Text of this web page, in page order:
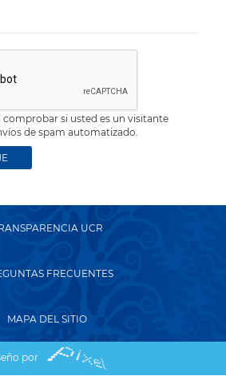
comprobar si usted es un visitante
de spam automatizado.
UCR
FRECUENTES
MAPA DEL SITIO
por